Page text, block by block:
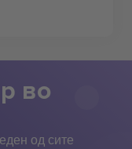
во
од сите